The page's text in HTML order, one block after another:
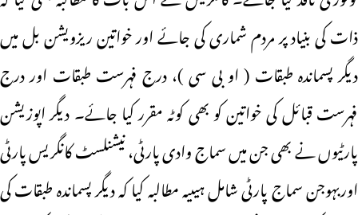
ذات کی بنیاد پر مردم شماری کی جائے اور خواتین ریزویشن بل میں
دیگر پسماندہ طبقات ( او بی سی )، درج فہرست طبقات اور درج
فہرست قبائل کی خواتین کو بھی کوٹہ مقرر کیا جائے۔ دیگر اپوزیشن
پارٹیوں نے بھی جن میں سماج وادی پارٹی، نیشنلسٹ کانگریس پارٹی
اوربہوجن سماج پارٹی شامل ہیںیہ مطالبہ کیا کہ دیگر پسماندہ طبقات کی